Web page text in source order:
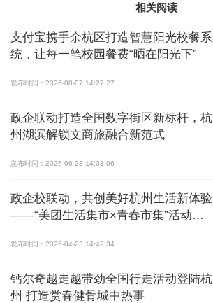
相关阅读
支付宝携手余杭区打造智慧阳光校餐系
统，让每一笔校园餐费“晒在阳光下”
发布时间：2026-08-07 14:27:27
政企联动打造全国数字街区新标杆，杭
州湖滨解锁文商旅融合新范式
发布时间：2026-06-23 14:03:06
政企校联动，共创美好杭州生活新体验
——“美团生活集市×青春市集”活动圆
发布时间：2026-04-23 14:42:34
钙尔奇越走越带劲全国行走活动登陆杭
州 打造赏春健骨城中热事